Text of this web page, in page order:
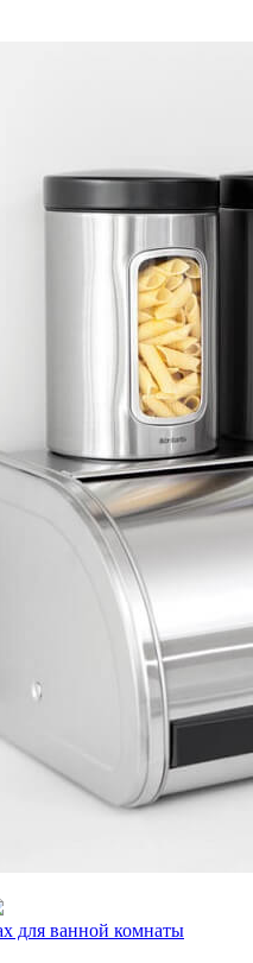
для ванной комнаты